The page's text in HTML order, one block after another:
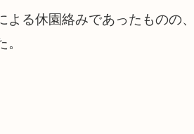
る休園絡みであったものの